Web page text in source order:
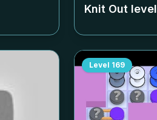
Knit Out level
Level 169